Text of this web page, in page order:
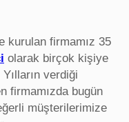
kurulan firmamız 35
olarak birçok kişiye
verdiği
firmamızda bugün
müşterilerimize